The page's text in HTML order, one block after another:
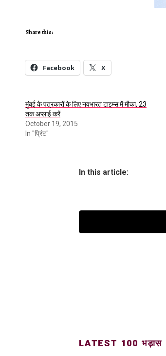
Share this:
Facebook X
मुंबई के पत्रकारों के लिए नवभारत टाइम्स में मौका, 23
तक अप्लाई करें
October 19, 2015
In "प्रिंट"
In this article:
LATEST 100 भड़ास